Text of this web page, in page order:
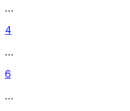
…
4
…
6
…